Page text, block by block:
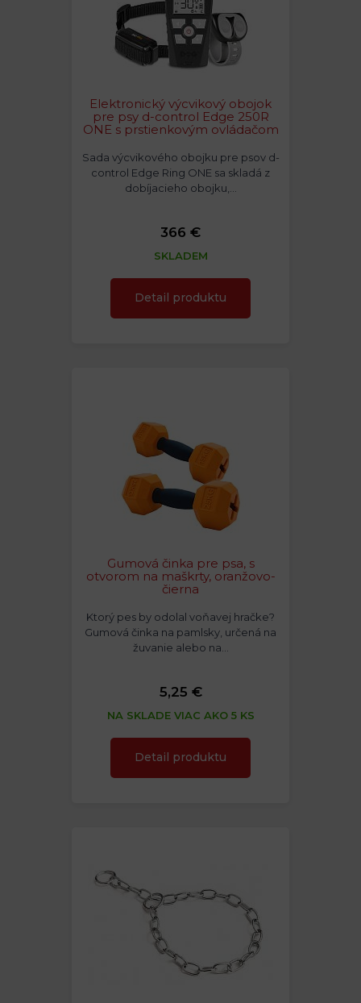
Elektronický výcvikový obojok
pre psy d-control Edge 250R
ONE s prstienkovým ovládačom
Sada výcvikového obojku pre psov d-
control Edge Ring ONE sa skladá z
dobíjacieho obojku,…
366 €
SKLADEM
Detail produktu
Gumová činka pre psa, s
otvorom na maškrty, oranžovo-
čierna
Ktorý pes by odolal voňavej hračke?
Gumová činka na pamlsky, určená na
žuvanie alebo na…
5,25 €
NA SKLADE VIAC AKO 5 KS
Detail produktu